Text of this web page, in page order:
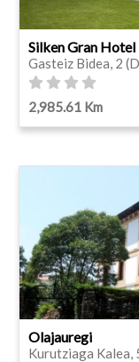
Silken Gran
Gasteiz Bidea, 2
2,985.61 Km
Olajauregi
Kurutziaga Kalea,